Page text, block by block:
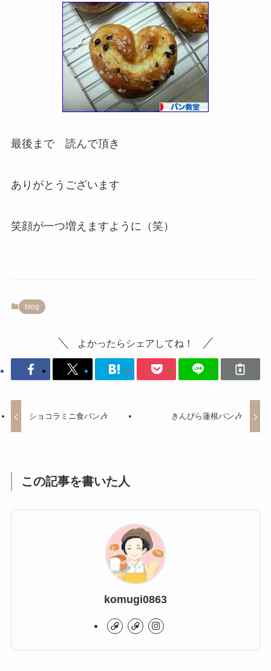
最後まで 読んで頂き
ありがとうございます
笑顔が一つ増えますように（笑）
blog
よかったらシェアしてね！
ショコラミニ食パン🎶 きんぴら蓮根パン🎶
この記事を書いた人
komugi0863